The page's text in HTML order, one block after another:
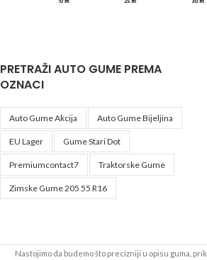
PRETRAŽI AUTO GUME PREMA
OZNACI
Auto Gume Akcija Auto Gume Bijeljina
EU Lager Gume Stari Dot
Premiumcontact7 Traktorske Gume
Zimske Gume 205 55 R16
Nastojimo da budemo što precizniji u opisu guma,